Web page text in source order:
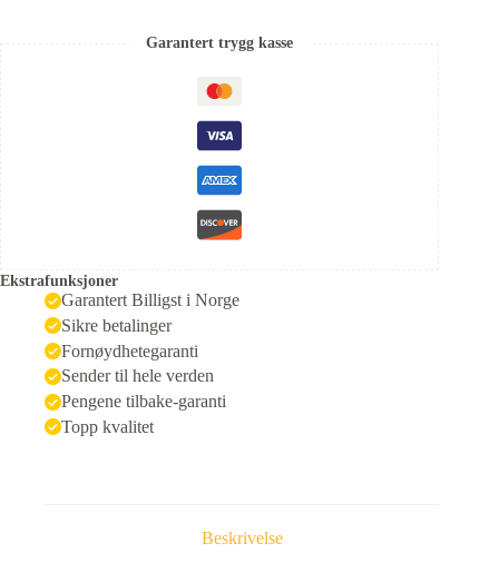
Garantert trygg kasse
Ekstrafunksjoner
Garantert Billigst i Norge
Sikre betalinger
Fornøydhetegaranti
Sender til hele verden
Pengene tilbake-garanti
Topp kvalitet
Beskrivelse